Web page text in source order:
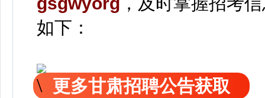
如下：
更多甘肃招聘公告获取